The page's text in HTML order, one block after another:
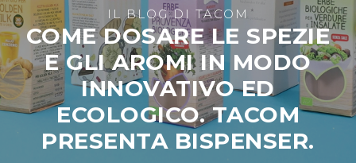
L'azienda
I valori
Ecosostenibilità
SETTORI
GDO - Private label
Produttori di beni di largo consumo
Cartonieri
IL BLOG DI TACOM
COME DOSARE LE SPEZIE
E GLI AROMI IN MODO
INNOVATIVO ED
ECOLOGICO. TACOM
PRESENTA BISPENSER.